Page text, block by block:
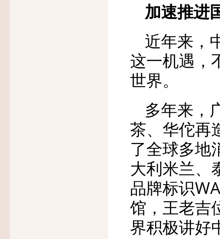
加速推进
近年来，
这一机遇，
世界。
多年来，
茶、华佗再
了全球多地
大利米兰、
品牌标识
馆，王老吉
界积极讲好